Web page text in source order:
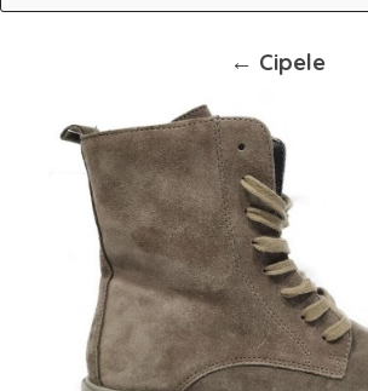
← Cipele